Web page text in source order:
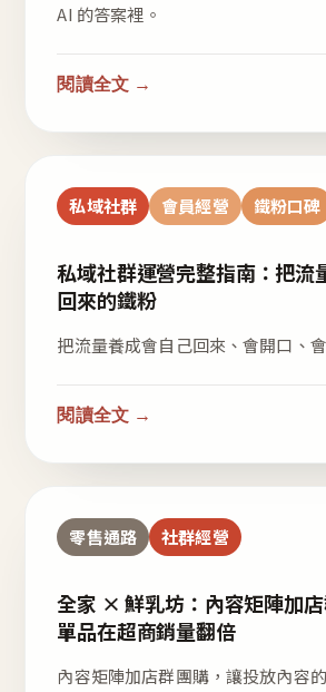
AI 的答案裡。
閱讀全文 →
私域社群 會員經營 鐵粉口碑
私域社群運營完整指南：把流
回來的鐵粉
把流量養成會自己回來、會開口、
閱讀全文 →
零售通路 社群經營
全家 × 鮮乳坊：內容矩陣加
單品在超商銷量翻倍
內容矩陣加店群團購，讓投放內容